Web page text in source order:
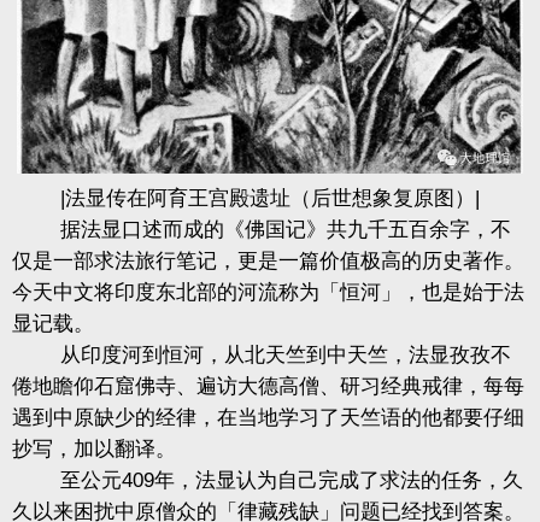
|法显传在阿育王宫殿遗址（后世想象复原图）|
据法显口述而成的《佛国记》共九千五百余字，不
仅是一部求法旅行笔记，更是一篇价值极高的历史著作。
今天中文将印度东北部的河流称为「恒河」，也是始于法
显记载。
从印度河到恒河，从北天竺到中天竺，法显孜孜不
倦地瞻仰石窟佛寺、遍访大德高僧、研习经典戒律，每每
遇到中原缺少的经律，在当地学习了天竺语的他都要仔细
抄写，加以翻译。
至公元409年，法显认为自己完成了求法的任务，久
久以来困扰中原僧众的「律藏残缺」问题已经找到答案。